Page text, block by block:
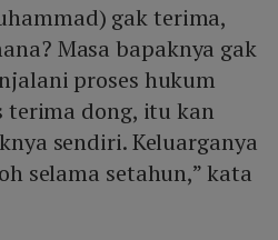
gak terima,
Masa bapaknya gak
proses hukum
terima dong, itu kan
sendiri. Keluarganya
selama setahun,” kata